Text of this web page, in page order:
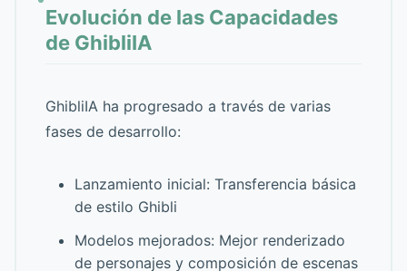
Evolución de las Capacidades
de GhibliIA
GhibliIA ha progresado a través de varias
fases de desarrollo:
Lanzamiento inicial: Transferencia básica
de estilo Ghibli
Modelos mejorados: Mejor renderizado
de personajes y composición de escenas